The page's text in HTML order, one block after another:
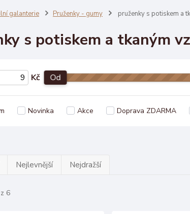
galanterie Pruženky - gumy pruženky s potiskem a
s potiskem a tkaným
Kč Od
Novinka Akce Doprava ZDARMA
Nejlevnější Nejdražší
6